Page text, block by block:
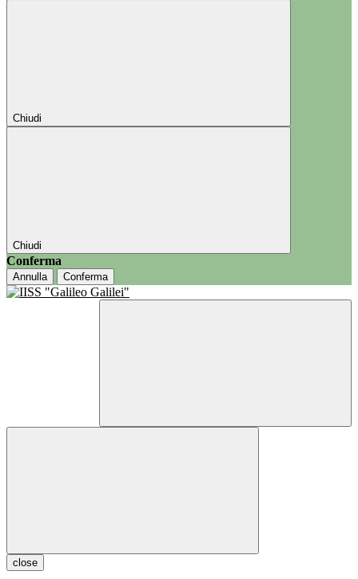
Chiudi
Chiudi
Conferma
Annulla Conferma
close